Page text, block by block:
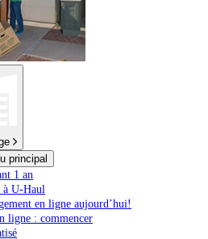
principal
1 an
à U-Haul
en ligne aujourd’hui!
ligne : commencer